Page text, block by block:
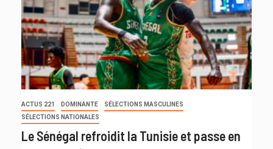
ACTUS 221 DOMINANTE
SÉLECTIONS MASCULINES
SÉLECTIONS NATIONALES
Le Sénégal refroidit la Tunisie et passe en